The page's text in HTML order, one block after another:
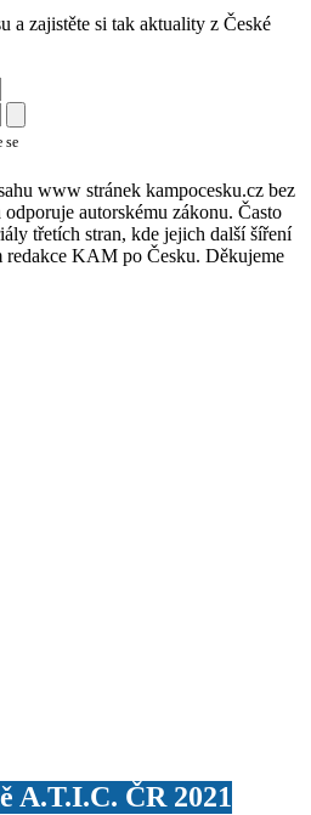
a zajistěte si tak aktuality z České
se
www stránek kampocesku.cz bez
autorskému zákonu. Často
třetích stran, kde jejich další šíření
redakce KAM po Česku. Děkujeme
A.T.I.C. ČR 2021